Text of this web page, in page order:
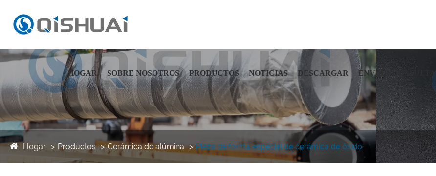
HOGAR SOBRE NOSOTROS PRODUCTOS NOTICIAS DESCARGAR ENVIAR CONSULTA
Hogar Productos Cerámica de alúmina Pieza de forma especial de cerámica de óxido